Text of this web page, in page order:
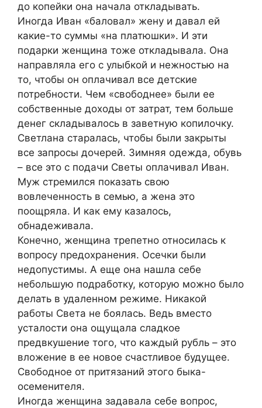
до копейки она начала откладывать.
Иногда Иван «баловал» жену и давал ей
какие-то суммы «на платюшки». И эти
подарки женщина тоже откладывала. Она
направляла его с улыбкой и нежностью на
то, чтобы он оплачивал все детские
потребности. Чем «свободнее» были ее
собственные доходы от затрат, тем больше
денег складывалось в заветную копилочку.
Светлана старалась, чтобы были закрыты
все запросы дочерей. Зимняя одежда, обувь
– все это с подачи Светы оплачивал Иван.
Муж стремился показать свою
вовлеченность в семью, а жена это
поощряла. И как ему казалось,
обнадеживала.
Конечно, женщина трепетно относилась к
вопросу предохранения. Осечки были
недопустимы. А еще она нашла себе
небольшую подработку, которую можно было
делать в удаленном режиме. Никакой
работы Света не боялась. Ведь вместо
усталости она ощущала сладкое
предвкушение того, что каждый рубль – это
вложение в ее новое счастливое будущее.
Свободное от притязаний этого быка-
осеменителя.
Иногда женщина задавала себе вопрос,